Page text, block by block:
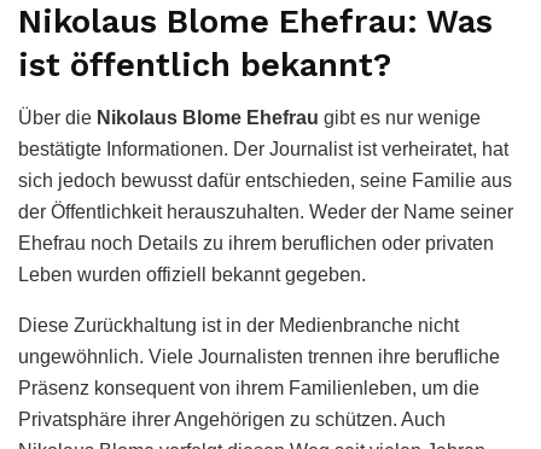
Nikolaus Blome Ehefrau: Was
ist öffentlich bekannt?
Über die Nikolaus Blome Ehefrau gibt es nur wenige
bestätigte Informationen. Der Journalist ist verheiratet, hat
sich jedoch bewusst dafür entschieden, seine Familie aus
der Öffentlichkeit herauszuhalten. Weder der Name seiner
Ehefrau noch Details zu ihrem beruflichen oder privaten
Leben wurden offiziell bekannt gegeben.
Diese Zurückhaltung ist in der Medienbranche nicht
ungewöhnlich. Viele Journalisten trennen ihre berufliche
Präsenz konsequent von ihrem Familienleben, um die
Privatsphäre ihrer Angehörigen zu schützen. Auch